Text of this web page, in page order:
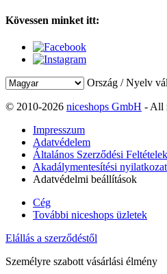
Kövessen minket itt:
Ország / Nyelv
© 2010-2026 niceshops GmbH - All
Impresszum
Adatvédelem
Általános Szerződési
Akadálymentesítési nyilatkozat
Adatvédelmi beállítások
Cég
További niceshops üzletek
Elállás a szerződéstől
Személyre szabott vásárlási élmény